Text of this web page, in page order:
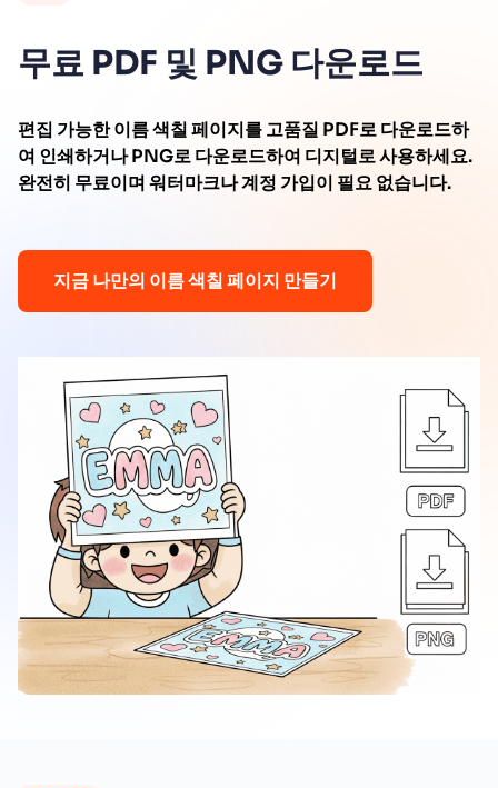
무료 PDF 및 PNG 다운로드
편집 가능한 이름 색칠 페이지를 고품질 PDF로 다운로드하
여 인쇄하거나 PNG로 다운로드하여 디지털로 사용하세요.
완전히 무료이며 워터마크나 계정 가입이 필요 없습니다.
지금 나만의 이름 색칠 페이지 만들기